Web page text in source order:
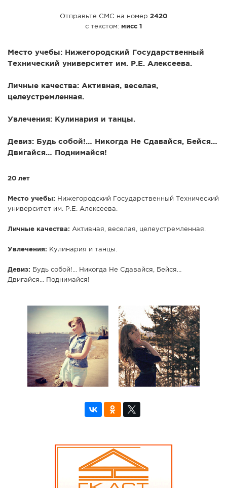
Отправьте СМС на номер 2420
с текстом: мисс 1
Место учебы: Нижегородский Государственный
Технический университет им. Р.Е. Алексеева.
Личные качества: Активная, веселая,
целеустремленная.
Увлечения: Кулинария и танцы.
Девиз: Будь собой!… Никогда Не Сдавайся, Бейся…
Двигайся… Поднимайся!
20 лет
Место учебы: Нижегородский Государственный Технический
университет им. Р.Е. Алексеева.
Личные качества: Активная, веселая, целеустремленная.
Увлечения: Кулинария и танцы.
Девиз: Будь собой!… Никогда Не Сдавайся, Бейся…
Двигайся… Поднимайся!